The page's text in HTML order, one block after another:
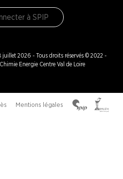
à SPIP
juillet 2026 - Tous droits réservés © 2022 -
Energie Centre Val de Loire
Mentions légales